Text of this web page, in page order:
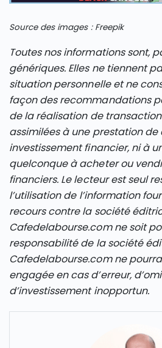
Source des images : Freepik
Toutes nos informations sont,
génériques. Elles ne tiennent
situation personnelle et ne
façon des recommandations
de la réalisation de
assimilées à une prestation de
investissement financier, ni à
quelconque à acheter ou
financiers. Le lecteur est seul
l’utilisation de l’information
recours contre la société
Cafedelabourse.com ne soit
responsabilité de la société
Cafedelabourse.com ne
engagée en cas d’erreur,
d’investissement inopportun.